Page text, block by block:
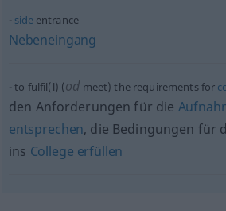
sideentrance
Nebeneingang
to fulfil(l) (od meet) the requirements for
den Anforderungen für die
entsprechen, die Bedingungen für
ins College erfüllen